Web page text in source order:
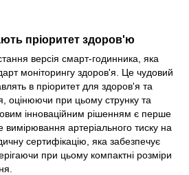
пріоритет здоров'ю
версія смарт-годинника, яка
моніторингу здоров'я. Це чудовий
в пріоритет для здоров'я та
оцінюючи при цьому струнку та
інноваційним рішенням є перше
артеріального тиску на
сертифікацію, яка забезпечує
при цьому компактні розміри